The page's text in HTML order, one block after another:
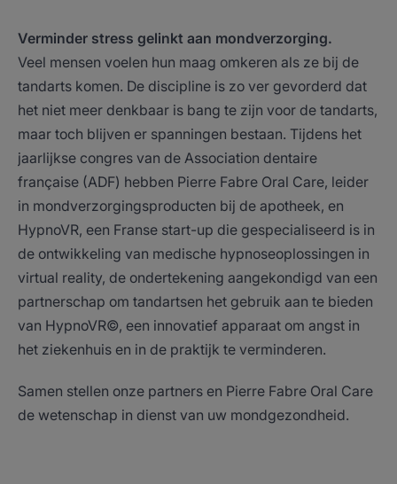
Verminder stress gelinkt aan mondverzorging.
Veel mensen voelen hun maag omkeren als ze bij de
tandarts komen. De discipline is zo ver gevorderd dat
het niet meer denkbaar is bang te zijn voor de tandarts,
maar toch blijven er spanningen bestaan. Tijdens het
jaarlijkse congres van de Association dentaire
française (ADF) hebben Pierre Fabre Oral Care, leider
in mondverzorgingsproducten bij de apotheek, en
HypnoVR, een Franse start-up die gespecialiseerd is in
de ontwikkeling van medische hypnoseoplossingen in
virtual reality, de ondertekening aangekondigd van een
partnerschap om tandartsen het gebruik aan te bieden
van HypnoVR©, een innovatief apparaat om angst in
het ziekenhuis en in de praktijk te verminderen.
Samen stellen onze partners en Pierre Fabre Oral Care
de wetenschap in dienst van uw mondgezondheid.